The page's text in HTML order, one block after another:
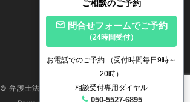
ご相談のご予約
問合せフォームでご予約
（24時間受付）
お電話でのご予約
（受付時間毎日9時～
20時）
相談受付専用ダイヤル
050-5527-6895
© 弁護士法人いかり法律事務所